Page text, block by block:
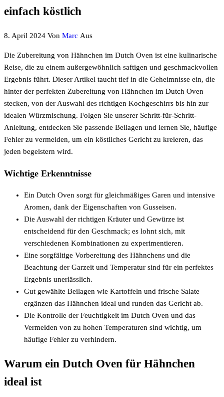
einfach köstlich
8. April 2024 Von Marc Aus
Die Zubereitung von Hähnchen im Dutch Oven ist eine kulinarische
Reise, die zu einem außergewöhnlich saftigen und geschmackvollen
Ergebnis führt. Dieser Artikel taucht tief in die Geheimnisse ein, die
hinter der perfekten Zubereitung von Hähnchen im Dutch Oven
stecken, von der Auswahl des richtigen Kochgeschirrs bis hin zur
idealen Würzmischung. Folgen Sie unserer Schritt-für-Schritt-
Anleitung, entdecken Sie passende Beilagen und lernen Sie, häufige
Fehler zu vermeiden, um ein köstliches Gericht zu kreieren, das
jeden begeistern wird.
Wichtige Erkenntnisse
Ein Dutch Oven sorgt für gleichmäßiges Garen und intensive
Aromen, dank der Eigenschaften von Gusseisen.
Die Auswahl der richtigen Kräuter und Gewürze ist
entscheidend für den Geschmack; es lohnt sich, mit
verschiedenen Kombinationen zu experimentieren.
Eine sorgfältige Vorbereitung des Hähnchens und die
Beachtung der Garzeit und Temperatur sind für ein perfektes
Ergebnis unerlässlich.
Gut gewählte Beilagen wie Kartoffeln und frische Salate
ergänzen das Hähnchen ideal und runden das Gericht ab.
Die Kontrolle der Feuchtigkeit im Dutch Oven und das
Vermeiden von zu hohen Temperaturen sind wichtig, um
häufige Fehler zu verhindern.
Warum ein Dutch Oven für Hähnchen
ideal ist